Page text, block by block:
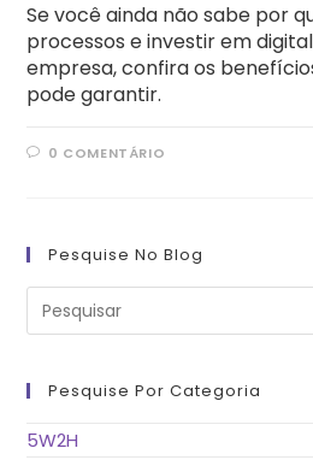
Se você ainda não sabe por
processos e investir em
empresa, confira os
pode garantir.
0 COMENTÁRIO
Pesquise No Blog
Pesquise Por Categoria
5W2H